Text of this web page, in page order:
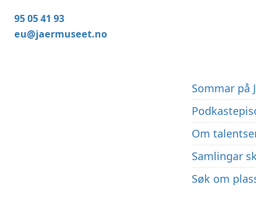
95 05 41 93
eu@jaermuseet.no
Sommar på
Om
Samlingar
Søk om